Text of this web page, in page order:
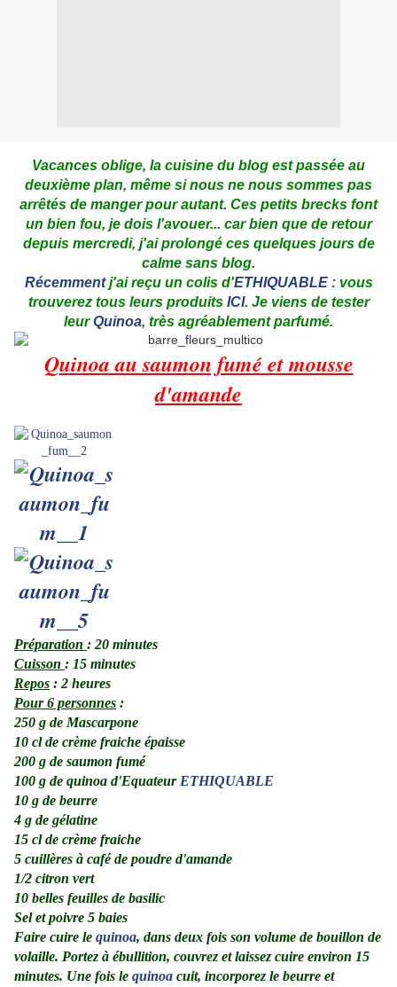
Vacances oblige, la cuisine du blog est passée au
deuxième plan, même si nous ne nous sommes pas
arrêtés de manger pour autant. Ces petits brecks font
un bien fou, je dois l'avouer... car bien que de retour
depuis mercredi, j'ai prolongé ces quelques jours de
calme sans blog.
Récemmentj'ai reçu un colis d'ETHIQUABLE: vous
trouverez tous leurs produits ICI. Je viens de tester
leurQuinoa, très agréablement parfumé.
Quinoa au saumon fumé et mousse
d'amande
Préparation : 20 minutes
Cuisson : 15 minutes
Repos : 2 heures
Pour 6 personnes :
250 g de Mascarpone
10 cl de crème fraiche épaisse
200 g de saumon fumé
100 g de quinoa d'Equateur ETHIQUABLE
10 g de beurre
4 g de gélatine
15 cl de crème fraiche
5 cuillères à café de poudre d'amande
1/2 citron vert
10 belles feuilles de basilic
Sel et poivre 5 baies
Faire cuire le quinoa, dans deux fois son volume de bouillon de
volaille. Portez à ébullition, couvrez et laissez cuire environ 15
minutes. Une fois le quinoa cuit, incorporez le beurre et